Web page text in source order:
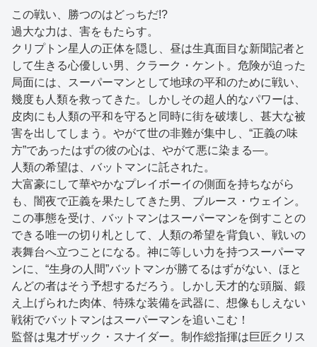
この戦い、勝つのはどっちだ!?
過大な力は、害をもたらす。
クリプトン星人の正体を隠し、昼は生真面目な新聞記者と
して生きる心優しい男、クラーク・ケント。危険が迫った
局面には、スーパーマンとして地球の平和のために戦い、
幾度も人類を救ってきた。しかしその超人的なパワーは、
皮肉にも人類の平和を守ると同時に街を破壊し、甚大な被
害を出してしまう。やがて世の非難が集中し、“正義の味
方”であったはずの彼の心は、やがて悪に染まる―。
人類の希望は、バットマンに託された。
大富豪にして華やかなプレイボーイの側面を持ちながら
も、闇夜で正義を果たしてきた男、ブルース・ウェイン。
この事態を受け、バットマンはスーパーマンを倒すことの
できる唯一の切り札として、人類の希望を背負い、戦いの
表舞台へ立つことになる。神に等しい力を持つスーパーマ
ンに、“生身の人間”バットマンが勝てるはずがない、ほと
んどの者はそう予想するだろう。しかし天才的な頭脳、鍛
え上げられた肉体、特殊な装備を武器に、想像もしえない
戦術でバットマンはスーパーマンを追いこむ！
監督は鬼才ザック・スナイダー。制作総指揮は巨匠クリス